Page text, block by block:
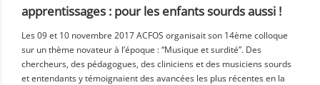
apprentissages : pour les enfants sourds aussi !
Les 09 et 10 novembre 2017 ACFOS organisait son 14ème colloque
sur un thème novateur à l’époque : “Musique et surdité”. Des
chercheurs, des pédagogues, des cliniciens et des musiciens sourds
et entendants y témoignaient des avancées les plus récentes en la